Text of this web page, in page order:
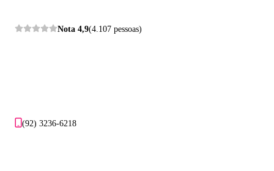
Nota 4,9(4.107 pessoas)
(92) 3236-6218